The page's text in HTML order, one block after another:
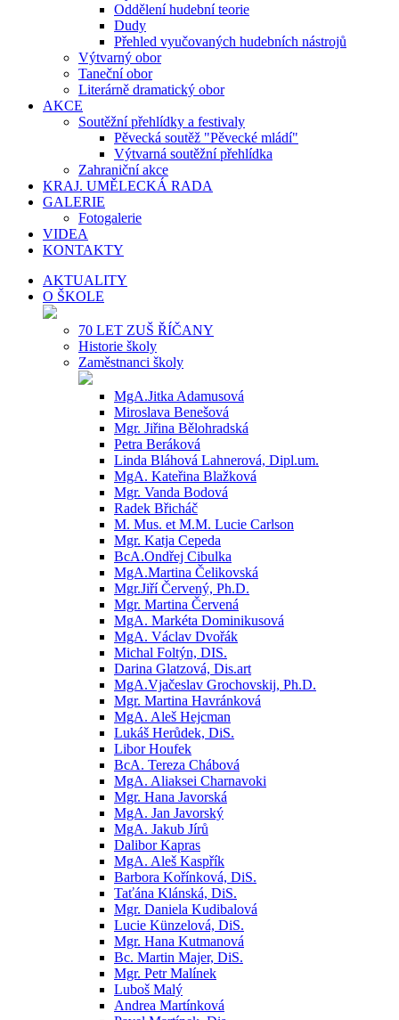
Oddělení hudební teorie
Dudy
Přehled vyučovaných hudebních nástrojů
Výtvarný obor
Taneční obor
Literárně dramatický obor
AKCE
Soutěžní přehlídky a festivaly
Pěvecká soutěž "Pěvecké mládí"
Výtvarná soutěžní přehlídka
Zahraniční akce
KRAJ. UMĚLECKÁ RADA
GALERIE
Fotogalerie
VIDEA
KONTAKTY
AKTUALITY
O ŠKOLE
70 LET ZUŠ ŘÍČANY
Historie školy
Zaměstnanci školy
MgA.Jitka Adamusová
Miroslava Benešová
Mgr. Jiřina Bělohradská
Petra Beráková
Linda Bláhová Lahnerová, Dipl.um.
MgA. Kateřina Blažková
Mgr. Vanda Bodová
Radek Břicháč
M. Mus. et M.M. Lucie Carlson
Mgr. Katja Cepeda
BcA.Ondřej Cibulka
MgA.Martina Čelikovská
Mgr.Jiří Červený, Ph.D.
Mgr. Martina Červená
MgA. Markéta Dominikusová
MgA. Václav Dvořák
Michal Foltýn, DIS.
Darina Glatzová, Dis.art
MgA.Vjačeslav Grochovskij, Ph.D.
Mgr. Martina Havránková
MgA. Aleš Hejcman
Lukáš Herůdek, DiS.
Libor Houfek
BcA. Tereza Chábová
MgA. Aliaksei Charnavoki
Mgr. Hana Javorská
MgA. Jan Javorský
MgA. Jakub Jírů
Dalibor Kapras
MgA. Aleš Kaspřík
Barbora Kořínková, DiS.
Taťána Klánská, DiS.
Mgr. Daniela Kudibalová
Lucie Künzelová, DiS.
Mgr. Hana Kutmanová
Bc. Martin Majer, DiS.
Mgr. Petr Malínek
Luboš Malý
Andrea Martínková